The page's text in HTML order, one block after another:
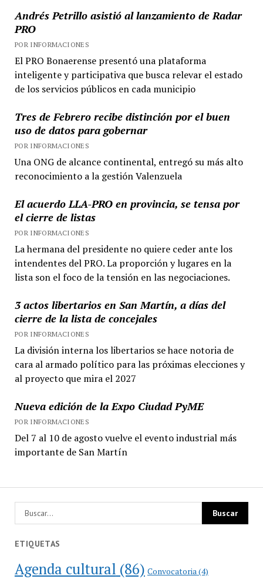
Andrés Petrillo asistió al lanzamiento de Radar
PRO
POR INFORMACIONES
El PRO Bonaerense presentó una plataforma
inteligente y participativa que busca relevar el estado
de los servicios públicos en cada municipio
Tres de Febrero recibe distinción por el buen
uso de datos para gobernar
POR INFORMACIONES
Una ONG de alcance continental, entregó su más alto
reconocimiento a la gestión Valenzuela
El acuerdo LLA-PRO en provincia, se tensa por
el cierre de listas
POR INFORMACIONES
La hermana del presidente no quiere ceder ante los
intendentes del PRO. La proporción y lugares en la
lista son el foco de la tensión en las negociaciones.
3 actos libertarios en San Martín, a días del
cierre de la lista de concejales
POR INFORMACIONES
La división interna los libertarios se hace notoria de
cara al armado político para las próximas elecciones y
al proyecto que mira el 2027
Nueva edición de la Expo Ciudad PyME
POR INFORMACIONES
Del 7 al 10 de agosto vuelve el evento industrial más
importante de San Martín
ETIQUETAS
Agenda cultural (86) Convocatoria (4)